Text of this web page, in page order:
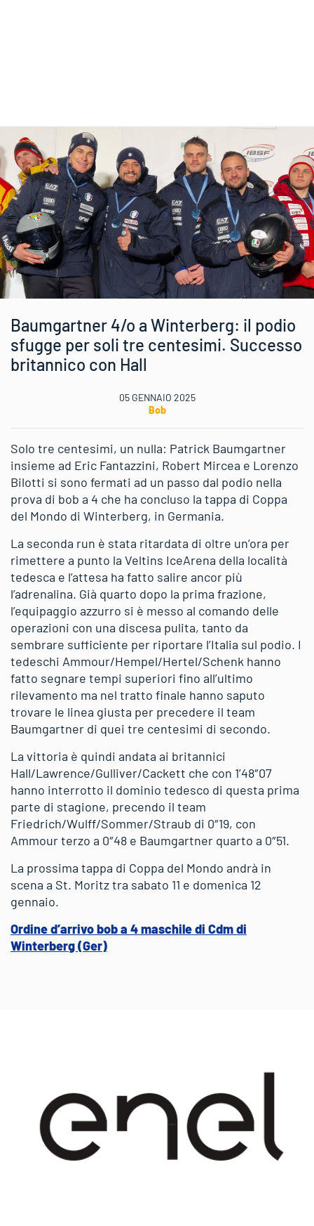
Baumgartner 4/o a Winterberg: il podio
sfugge per soli tre centesimi. Successo
britannico con Hall
05 GENNAIO 2025
Bob
Solo tre centesimi, un nulla: Patrick Baumgartner
insieme ad Eric Fantazzini, Robert Mircea e Lorenzo
Bilotti si sono fermati ad un passo dal podio nella
prova di bob a 4 che ha concluso la tappa di Coppa
del Mondo di Winterberg, in Germania.
La seconda run è stata ritardata di oltre un’ora per
rimettere a punto la Veltins IceArena della località
tedesca e l’attesa ha fatto salire ancor più
l’adrenalina. Già quarto dopo la prima frazione,
l’equipaggio azzurro si è messo al comando delle
operazioni con una discesa pulita, tanto da
sembrare sufficiente per riportare l’Italia sul podio. I
tedeschi Ammour/Hempel/Hertel/Schenk hanno
fatto segnare tempi superiori fino all’ultimo
rilevamento ma nel tratto finale hanno saputo
trovare le linea giusta per precedere il team
Baumgartner di quei tre centesimi di secondo.
La vittoria è quindi andata ai britannici
Hall/Lawrence/Gulliver/Cackett che con 1’48″07
hanno interrotto il dominio tedesco di questa prima
parte di stagione, precendo il team
Friedrich/Wulff/Sommer/Straub di 0″19, con
Ammour terzo a 0″48 e Baumgartner quarto a 0″51.
La prossima tappa di Coppa del Mondo andrà in
scena a St. Moritz tra sabato 11 e domenica 12
gennaio.
Ordine d’arrivo bob a 4 maschile di Cdm di
Winterberg (Ger)